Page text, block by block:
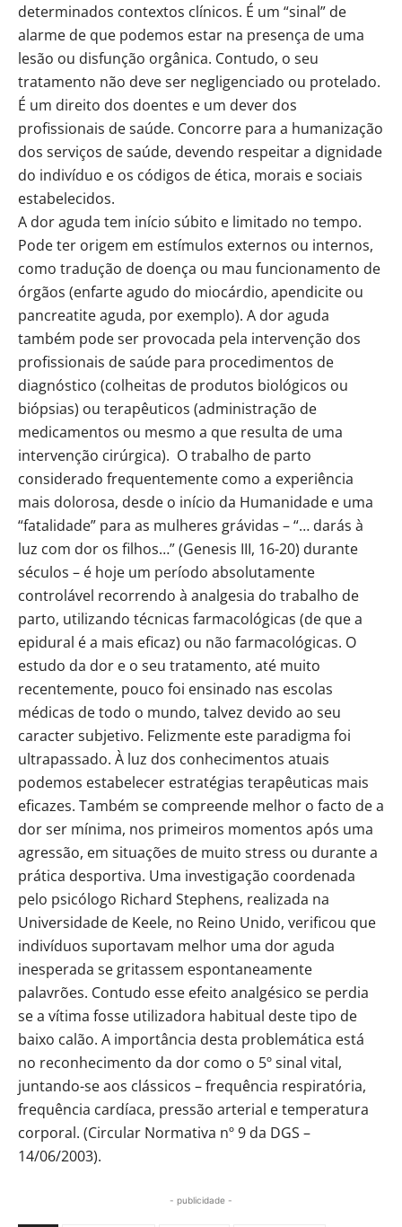
determinados contextos clínicos. É um “sinal” de
alarme de que podemos estar na presença de uma
lesão ou disfunção orgânica. Contudo, o seu
tratamento não deve ser negligenciado ou protelado.
É um direito dos doentes e um dever dos
profissionais de saúde. Concorre para a humanização
dos serviços de saúde, devendo respeitar a dignidade
do indivíduo e os códigos de ética, morais e sociais
estabelecidos.
A dor aguda tem início súbito e limitado no tempo.
Pode ter origem em estímulos externos ou internos,
como tradução de doença ou mau funcionamento de
órgãos (enfarte agudo do miocárdio, apendicite ou
pancreatite aguda, por exemplo). A dor aguda
também pode ser provocada pela intervenção dos
profissionais de saúde para procedimentos de
diagnóstico (colheitas de produtos biológicos ou
biópsias) ou terapêuticos (administração de
medicamentos ou mesmo a que resulta de uma
intervenção cirúrgica). O trabalho de parto
considerado frequentemente como a experiência
mais dolorosa, desde o início da Humanidade e uma
“fatalidade” para as mulheres grávidas – “… darás à
luz com dor os filhos…” (Genesis III, 16-20) durante
séculos – é hoje um período absolutamente
controlável recorrendo à analgesia do trabalho de
parto, utilizando técnicas farmacológicas (de que a
epidural é a mais eficaz) ou não farmacológicas. O
estudo da dor e o seu tratamento, até muito
recentemente, pouco foi ensinado nas escolas
médicas de todo o mundo, talvez devido ao seu
caracter subjetivo. Felizmente este paradigma foi
ultrapassado. À luz dos conhecimentos atuais
podemos estabelecer estratégias terapêuticas mais
eficazes. Também se compreende melhor o facto de a
dor ser mínima, nos primeiros momentos após uma
agressão, em situações de muito stress ou durante a
prática desportiva. Uma investigação coordenada
pelo psicólogo Richard Stephens, realizada na
Universidade de Keele, no Reino Unido, verificou que
indivíduos suportavam melhor uma dor aguda
inesperada se gritassem espontaneamente
palavrões. Contudo esse efeito analgésico se perdia
se a vítima fosse utilizadora habitual deste tipo de
baixo calão. A importância desta problemática está
no reconhecimento da dor como o 5º sinal vital,
juntando-se aos clássicos – frequência respiratória,
frequência cardíaca, pressão arterial e temperatura
corporal. (Circular Normativa nº 9 da DGS –
14/06/2003).
- publicidade -